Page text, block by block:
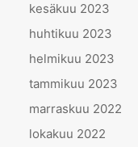
kesäkuu 2023
huhtikuu 2023
helmikuu 2023
tammikuu 2023
marraskuu 2022
lokakuu 2022